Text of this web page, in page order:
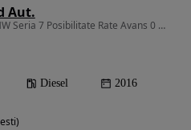
Aut.
2993 cm3 • 245 CP • BMW Seria 7 Posibilitate Rate Avans 0 - Garantie 12 Luni - IMPECABILA
Diesel 2016